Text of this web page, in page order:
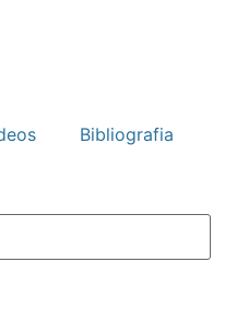
Bibliografia